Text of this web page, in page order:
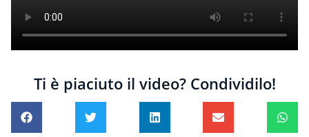
Ti è piaciuto il video? Condividilo!